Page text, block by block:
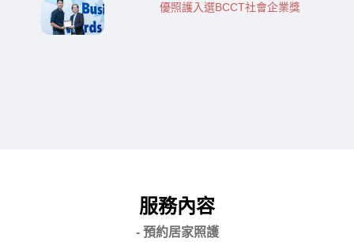
優照護入選BCCT社會企業獎
服務內容
- 預約居家照護